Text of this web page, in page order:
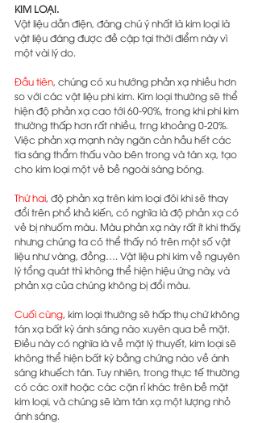
KIM LOẠI.
Vật liệu dẫn điện, đáng chú ý nhất là kim loại là
vật liệu đáng được đề cập tại thời điểm này vì
một vài lý do.
Đầu tiên, chúng có xu hướng phản xạ nhiều hơn
so với các vật liệu phi kim. Kim loại thường sẽ thể
hiện độ phản xạ cao tới 60-90%, trong khi phi kim
thường thấp hơn rất nhiều, trng khoảng 0-20%.
Việc phản xạ mạnh này ngăn cản hầu hết các
tia sáng thẩm thấu vào bên trong và tán xạ, tạo
cho kim loại một vẻ bề ngoài sáng bóng.
Thứ hai, độ phản xạ trên kim loại đôi khi sẽ thay
đổi trên phổ khả kiến, có nghĩa là độ phản xạ có
vẻ bị nhuốm màu. Màu phản xạ này rất ít khi thấy,
nhưng chúng ta có thể thấy nó trên một số vật
liệu như vàng, đồng…. Vật liệu phi kim về nguyên
lý tổng quát thì không thể hiện hiệu ứng này, và
phản xạ của chúng không bị đổi màu.
Cuối cùng, kim loại thường sẽ hấp thụ chứ không
tán xạ bất kỳ ánh sáng nào xuyên qua bề mặt.
Điều này có nghĩa là về mặt lý thuyết, kim loại sẽ
không thể hiện bất kỳ bằng chứng nào về ánh
sáng khuếch tán. Tuy nhiên, trong thực tế thường
có các oxit hoặc các cặn rỉ khác trên bề mặt
kim loại, và chúng sẽ làm tán xạ một lượng nhỏ
ánh sáng.